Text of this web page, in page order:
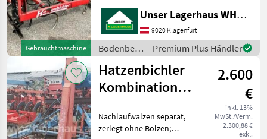
Gebrauchtmaschine
Ihnen angefragte Maschine
aktuell bei uns am Lager
steht. Wir inserieren auch
Maschinen, die
Unser Lagerhaus WHG, Kärnten, Klagenfurt
9020 Klagenfurt
Bodenbearbeitung
/
Hatzenbichler
Premium Plus Händler
Hatzenbichler
Kombination
2.600
€
inkl. 13%
MwSt./Verm.
2.300,88 €
exkl.
Nachlaufwalzen separat,
zerlegt ohne Bolzen;